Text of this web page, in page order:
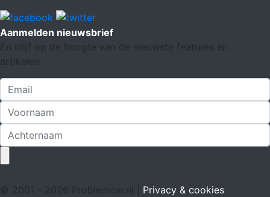
Aanmelden nieuwsbrief
En blijf op de hoogte van de nieuwste features en
artikelen
© 2001 - 2026 Problemcar.nl | Privacy & cookies